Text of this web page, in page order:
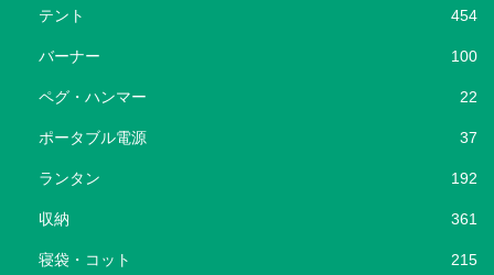
テント 454
バーナー 100
ペグ・ハンマー 22
ポータブル電源 37
ランタン 192
収納 361
寝袋・コット 215